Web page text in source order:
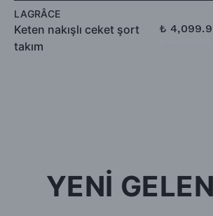
defo vb.) iade ediliyorsa, İade bedelinden
-İade için göndermiş olduğunuz ürün /
kullanılmış, satılabilirlik özelliğini kaybetmiş,
uygunluğunun kontrolünden sonra, 7 ile 10 iş
ürün bedelinizden iade kargo ücretinizin
LAGRÂCE
Keten nakışlı ceket şort
takım
₺
YENİ